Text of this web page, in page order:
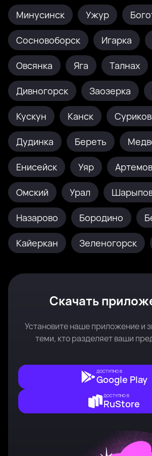
Минусинск Ужур
Сосновоборск Игарка
Овсянка Яга Талнах
Дивногорск Заозерка
Кускун Канск
Дудинка Береть
Енисейск Уяр
Омский Урал
Назарово Бородино
Кайеркан Зеленогорск
Скачать
Установите наше приложение и
теми, кто разделяет ваши
ДОСТУПНО В
Google Play
ДОСТУПНО В
RuStore